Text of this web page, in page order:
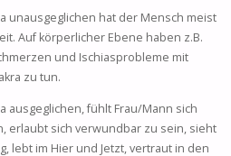
unausgeglichen hat der Mensch meist
Auf körperlicher Ebene haben z.B.
und Ischiasprobleme mit
zu tun.
ausgeglichen, fühlt Frau/Mann sich
erlaubt sich verwundbar zu sein, sieht
lebt im Hier und Jetzt, vertraut in den